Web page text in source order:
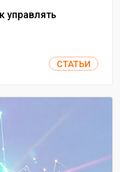
управлять
СТАТЬИ